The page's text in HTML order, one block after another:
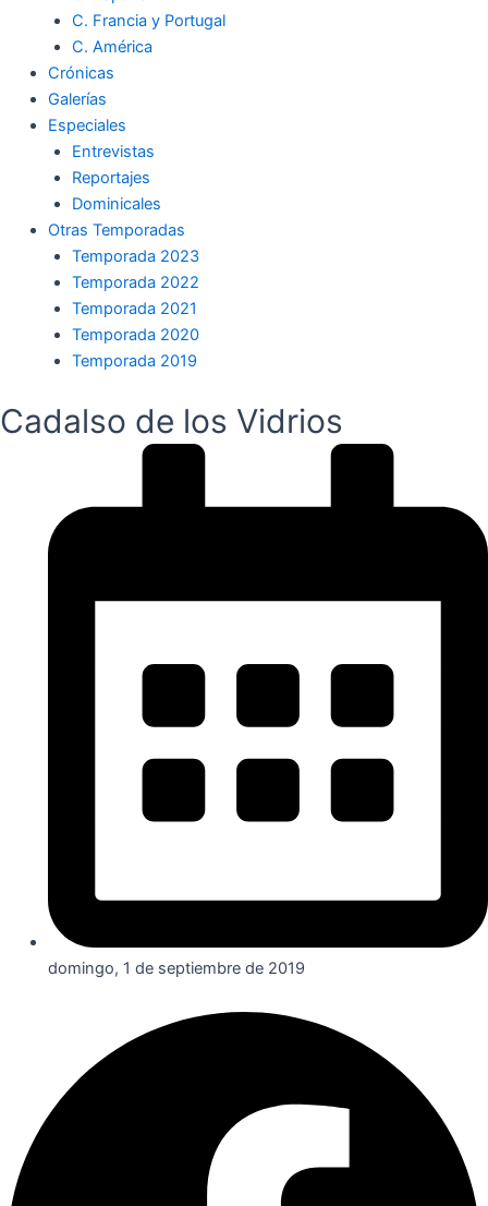
C. Francia y Portugal
C. América
Crónicas
Galerías
Especiales
Entrevistas
Reportajes
Dominicales
Otras Temporadas
Temporada 2023
Temporada 2022
Temporada 2021
Temporada 2020
Temporada 2019
Cadalso de los Vidrios
domingo, 1 de septiembre de 2019